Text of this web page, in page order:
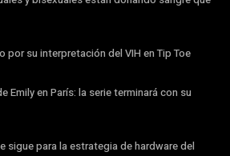
por su interpretación del VIH en Tip Toe
Emily en París: la serie terminará con su
sigue para la estrategia de hardware del